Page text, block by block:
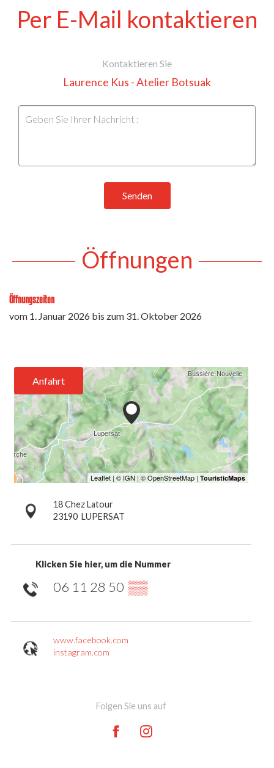
Per E-Mail kontaktieren
Kontaktieren Sie
Laurence Kus - Atelier Botsuak
Senden
Öffnungen
Öffnungszeiten
vom 1. Januar 2026 bis zum 31. Oktober 2026
Anfahrt
18 Chez Latour
23190 LUPERSAT
Klicken Sie hier, um die Nummer
06 11 28 50 ▒▒
www.facebook.com
instagram.com
Folgen Sie uns auf